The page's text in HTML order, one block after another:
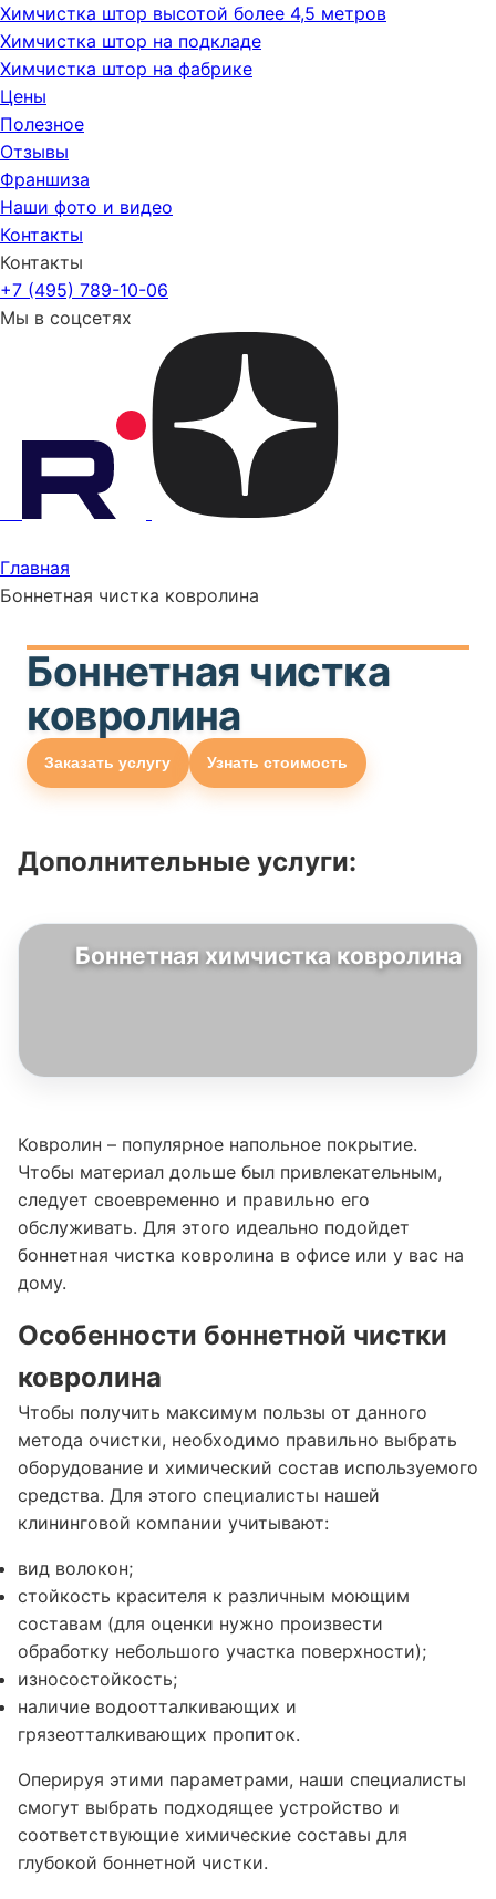
Химчистка штор высотой более 4,5 метров
Химчистка штор на подкладе
Химчистка штор на фабрике
Цены
Полезное
Отзывы
Франшиза
Наши фото и видео
Контакты
Контакты
+7 (495) 789-10-06
Мы в соцсетях
Главная
Боннетная чистка ковролина
Боннетная чистка
ковролина
Заказать услугу Узнать стоимость
Дополнительные услуги:
Боннетная химчистка ковролина
Ковролин – популярное напольное покрытие.
Чтобы материал дольше был привлекательным,
следует своевременно и правильно его
обслуживать. Для этого идеально подойдет
боннетная чистка ковролина в офисе или у вас на
дому.
Особенности боннетной чистки
ковролина
Чтобы получить максимум пользы от данного
метода очистки, необходимо правильно выбрать
оборудование и химический состав используемого
средства. Для этого специалисты нашей
клининговой компании учитывают:
вид волокон;
стойкость красителя к различным моющим
составам (для оценки нужно произвести
обработку небольшого участка поверхности);
износостойкость;
наличие водоотталкивающих и
грязеотталкивающих пропиток.
Оперируя этими параметрами, наши специалисты
смогут выбрать подходящее устройство и
соответствующие химические составы для
глубокой боннетной чистки.